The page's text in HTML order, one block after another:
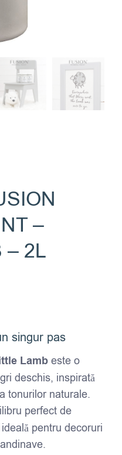
–
– 2L
singur pas
Lamb este o
deschis, inspirată
tonurilor naturale.
perfect de
pentru decoruri